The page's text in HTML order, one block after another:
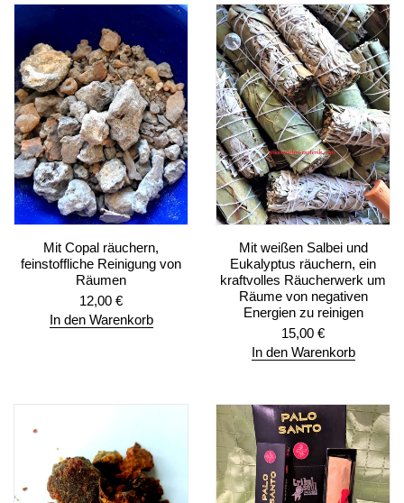
Mit Copal räuchern,
feinstoffliche Reinigung von
Räumen
12,00 €
In den Warenkorb
Mit weißen Salbei und
Eukalyptus räuchern, ein
kraftvolles Räucherwerk um
Räume von negativen
Energien zu reinigen
15,00 €
In den Warenkorb